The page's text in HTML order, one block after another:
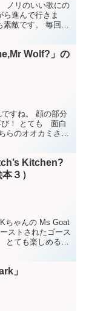
ノリのいい歌にの
進んで行きま
敵です。 毎回の
Wolf?」の
ですね。 顔の部分
び！ とても 面白
らのオオカミさん
Kitchen?
３）
ちゃんの Ms Goat
ストされたゴース
とても楽しめる絵
」